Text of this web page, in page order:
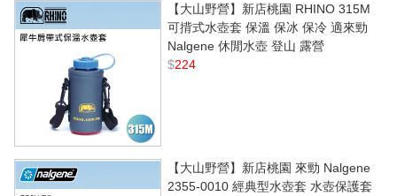
【大山野營】新店桃園 RHINO 315M
可揹式水壺套 保溫 保冰 保冷 適來勁
Nalgene 休閒水壺 登山 露營
$224
【大山野營】新店桃園 來勁 Nalgene
2355-0010 經典型水壺套 水壺保護套